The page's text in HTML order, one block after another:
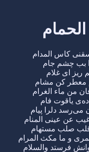
کاس المدام
بب چشم جام
ریز ای غلام
معطر کن مشام
من ماء الغرام
یاقوت فام
می‌رسد دلرا پیام
عن عینی المنام
قلب صلب مستهام
و ما مکث المرام
فرستد والسلام